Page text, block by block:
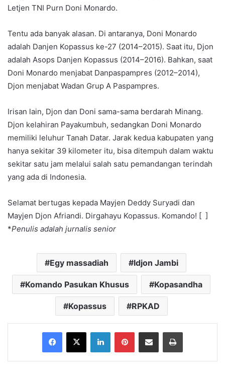
Letjen TNI Purn Doni Monardo.
Tentu ada banyak alasan. Di antaranya, Doni Monardo
adalah Danjen Kopassus ke-27 (2014–2015). Saat itu, Djon
adalah Asops Danjen Kopassus (2014–2016). Bahkan, saat
Doni Monardo menjabat Danpaspampres (2012–2014),
Djon menjabat Wadan Grup A Paspampres.
Irisan lain, Djon dan Doni sama-sama berdarah Minang.
Djon kelahiran Payakumbuh, sedangkan Doni Monardo
memiliki leluhur Tanah Datar. Jarak kedua kabupaten yang
hanya sekitar 39 kilometer itu, bisa ditempuh dalam waktu
sekitar satu jam melalui salah satu pemandangan terindah
yang ada di Indonesia.
Selamat bertugas kepada Mayjen Deddy Suryadi dan
Mayjen Djon Afriandi. Dirgahayu Kopassus. Komando! [ ]
*Penulis adalah jurnalis senior
Egy massadiah Idjon Jambi
Komando Pasukan Khusus Kopasandha
Kopassus RPKAD
Facebook
X LinkedInPinterestShare via Email Print